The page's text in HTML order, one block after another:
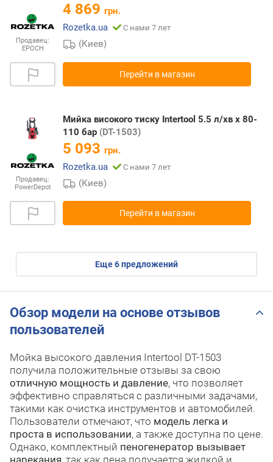
Продавец:
EPOCH
4 869 грн.
Rozetka.ua
С нами 7 лет
(Киев)
Перейти в магазин
Продавец:
PowerDepot
Мийка високого тиску Intertool 5.5 л/хв x 80-
110 бар (DT-1503)
5 093 грн.
Rozetka.ua
С нами 7 лет
(Киев)
Перейти в магазин
eще6предложений
Обзор модели на основе отзывов
пользователей
Мойка высокого давления Intertool DT-1503
получила положительные отзывы за свою
отличную мощность и давление, что позволяет
эффективно справляться с различными задачами,
такими как очистка инструментов и автомобилей.
Пользователи отмечают, что модель легка и
проста в использовании, а также доступна по цене.
Однако, комплектный пеногенератор вызывает
нарекания , так как пена получается жидкой и